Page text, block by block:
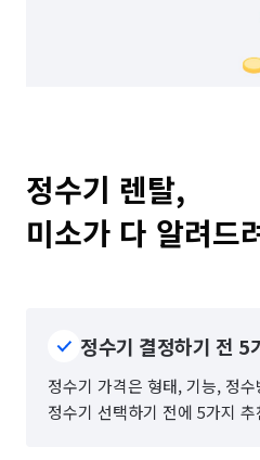
정수기 렌탈,
미소가 다 알려드
정수기 결정하기 전 5
정수기 가격은 형태, 기능, 정
정수기 선택하기 전에 5가지